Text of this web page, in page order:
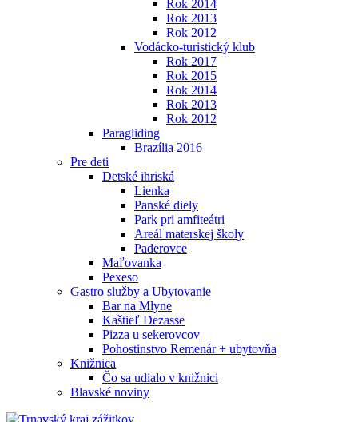
Rok 2014
Rok 2013
Rok 2012
Vodácko-turistický klub
Rok 2017
Rok 2015
Rok 2014
Rok 2013
Rok 2012
Paragliding
Brazília 2016
Pre deti
Detské ihriská
Lienka
Panské diely
Park pri amfiteátri
Areál materskej školy
Paderovce
Maľovanka
Pexeso
Gastro služby a Ubytovanie
Bar na Mlyne
Kaštieľ Dezasse
Pizza u sekerovcov
Pohostinstvo Remenár + ubytovňa
Knižnica
Čo sa udialo v knižnici
Blavské noviny